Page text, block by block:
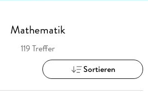
Mathematik
119 Treffer
Sortieren